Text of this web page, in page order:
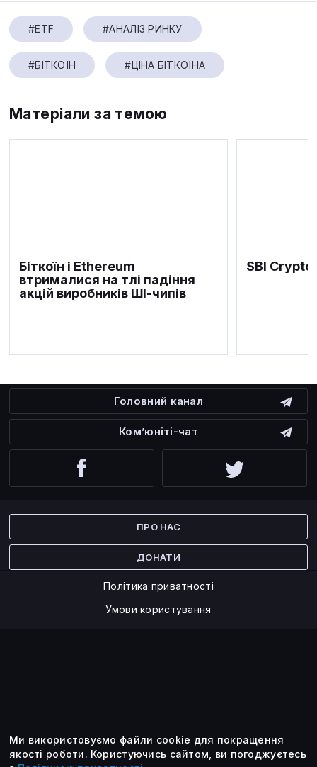
#ETF #АНАЛІЗ РИНКУ
#БІТКОЇН #ЦІНА БІТКОЇНА
Матеріали за темою
Біткоїн і Ethereum
втрималися на тлі падіння
акцій виробників ШІ-чипів
SBI Crypto
Головний канал
Ком’юніті-чат
ПРО НАС
ДОНАТИ
Політика приватності
Умови користування
©2014 — 2026
Ми використовуємо файли cookie для покращення
якості роботи. Користуючись сайтом, ви погоджуєтесь